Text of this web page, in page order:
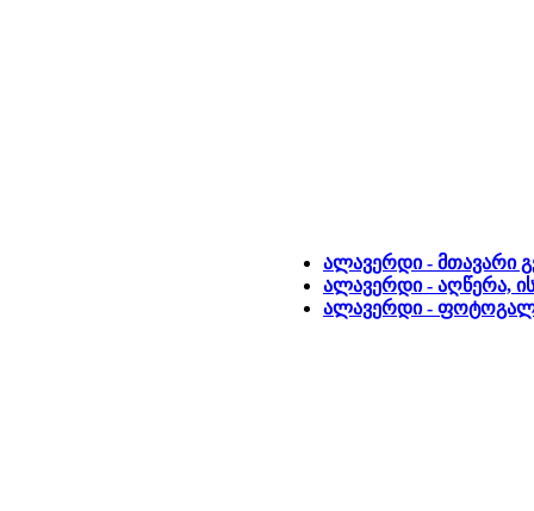
ალავერდი - მთავარი
ალავერდი - აღწერა,
ალავერდი -